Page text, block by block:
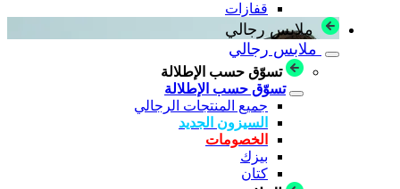
قفازات
ملابس رجالي
ملابس رجالي
تسوّق حسب الإطلالة
تسوّق حسب الإطلالة
جميع المنتجات الرجالي
السيزون الجديد
الخصومات
بيزك
كتان